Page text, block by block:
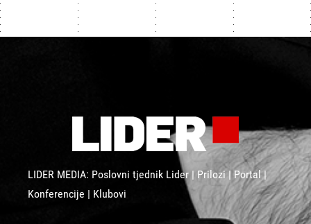
LIDER MEDIA: Poslovni tjednik Lider | Prilozi | Portal |
Konferencije | Klubovi